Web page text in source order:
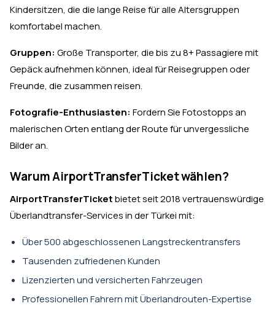
Kindersitzen, die die lange Reise für alle Altersgruppen
komfortabel machen.
Gruppen: Große Transporter, die bis zu 8+ Passagiere mit
Gepäck aufnehmen können, ideal für Reisegruppen oder
Freunde, die zusammen reisen.
Fotografie-Enthusiasten: Fordern Sie Fotostopps an
malerischen Orten entlang der Route für unvergessliche
Bilder an.
Warum AirportTransferTicket wählen?
AirportTransferTicketbietet seit 2018 vertrauenswürdige
Überlandtransfer-Services in der Türkei mit:
Über 500 abgeschlossenen Langstreckentransfers
Tausenden zufriedenen Kunden
Lizenzierten und versicherten Fahrzeugen
Professionellen Fahrern mit Überlandrouten-Expertise